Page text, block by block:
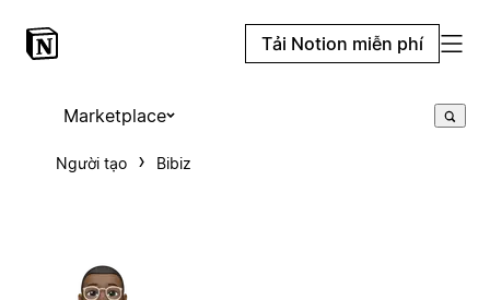
Tải Notion miễn phí
Marketplace
Người tạo Bibiz